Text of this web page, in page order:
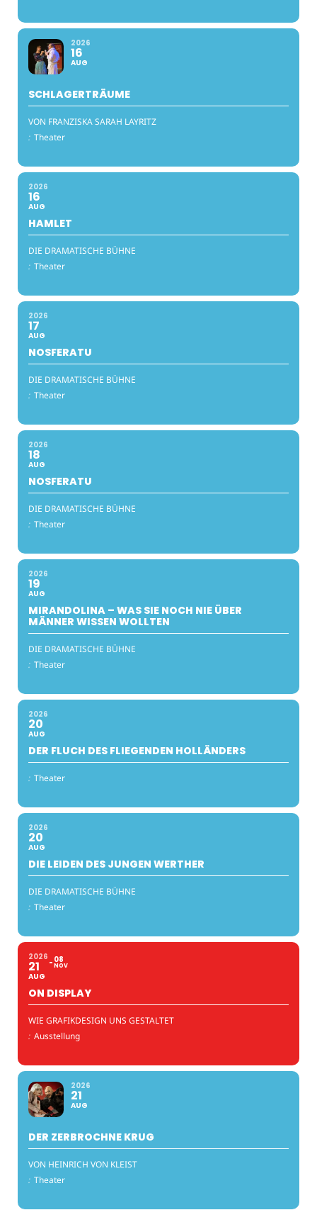
2026
16
AUG
SCHLAGERTRÄUME
VON FRANZISKA SARAH LAYRITZ
: Theater
2026
16
AUG
HAMLET
DIE DRAMATISCHE BÜHNE
: Theater
2026
17
AUG
NOSFERATU
DIE DRAMATISCHE BÜHNE
: Theater
2026
18
AUG
NOSFERATU
DIE DRAMATISCHE BÜHNE
: Theater
2026
19
AUG
MIRANDOLINA – WAS SIE NOCH NIE ÜBER
MÄNNER WISSEN WOLLTEN
DIE DRAMATISCHE BÜHNE
: Theater
2026
20
AUG
DER FLUCH DES FLIEGENDEN HOLLÄNDERS
: Theater
2026
20
AUG
DIE LEIDEN DES JUNGEN WERTHER
DIE DRAMATISCHE BÜHNE
: Theater
2026
21
AUG
08
NOV
ON DISPLAY
WIE GRAFIKDESIGN UNS GESTALTET
: Ausstellung
2026
21
AUG
DER ZERBROCHNE KRUG
VON HEINRICH VON KLEIST
: Theater